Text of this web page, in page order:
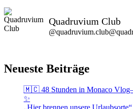
Quadruvium Club
Neueste Beiträge
🇲🇨 48 Stunden in Monaco
✨
„Hier brennen unsere